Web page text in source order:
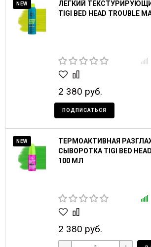
NEW
ЛЕГКИЙ
TIGI BED HEAD TROUBLE
2 380 руб.
ПОДПИСАТЬСЯ
NEW
ТЕРМОАКТИВНАЯ
СЫВОРОТКА TIGI BED
100 МЛ
2 380 руб.